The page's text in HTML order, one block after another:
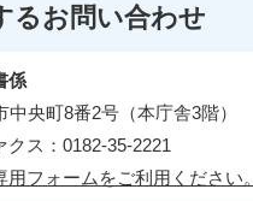
るお問い合わせ
係
央町8番2号（本庁舎3階）
ス：0182-35-2221
フォームをご利用ください。